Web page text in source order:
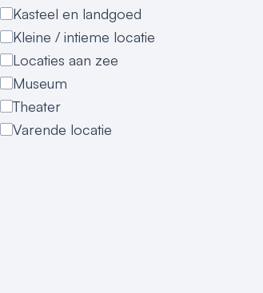
Kasteel en landgoed
Kleine / intieme locatie
Locaties aan zee
Museum
Theater
Varende locatie